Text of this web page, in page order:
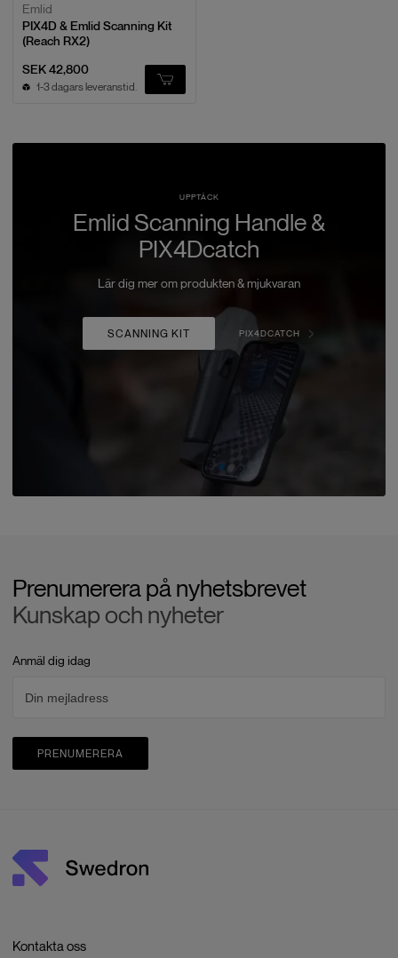
Emlid
PIX4D & Emlid Scanning Kit
(Reach RX2)
SEK 42,800
1-3 dagars leveranstid.
UPPTÄCK
Emlid Scanning Handle &
PIX4Dcatch
Lär dig mer om produkten & mjukvaran
SCANNING KIT PIX4DCATCH
Prenumerera på nyhetsbrevet
Kunskap och nyheter
Anmäl dig idag
PRENUMERERA
Kontakta oss